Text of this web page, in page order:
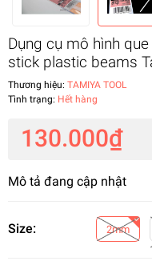
Dụng cụ mô hình
stick plastic beams
Thương hiệu: TAMIYA TOOL
Tình trạng: Hết hàng
130.000₫
Mô tả đang cập nhật
Size: 2mm